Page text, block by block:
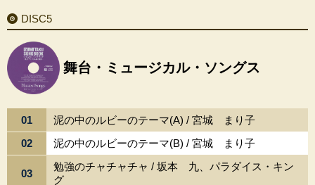
DISC5
舞台・ミュージカル・ソングス
01
泥の中のルビーのテーマ(A) / 宮城 まり子
02
泥の中のルビーのテーマ(B) / 宮城 まり子
03
勉強のチャチャチャ / 坂本 九、パラダイス・キン
グ